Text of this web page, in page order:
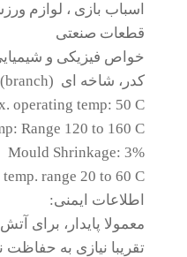
اسباب بازی ، لوازم
قطعات صنعتی
خواص فیزیکی و
کدر، شاخه ای (branch)
operating temp: 50 C
Range 120 to 160 C
Mould Shrinkage: 3%
range 20 to 60 C
اطلاعات ایمنی:
معمولا پایدار، برای
تقریبا نیازی به حفاظت